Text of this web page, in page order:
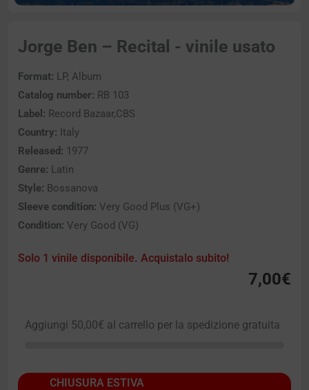
Jorge Ben – Recital - vinile usato
Format: LP, Album
Catalog number: RB 103
Label: Record Bazaar,CBS
Country: Italy
Released: 1977
Genre: Latin
Style: Bossanova
Sleeve condition: Very Good Plus (VG+)
Condition: Very Good (VG)
Solo 1 vinile disponibile. Acquistalo subito!
7,00€
Aggiungi 50,00€ al carrello per la spedizione gratuita
CHIUSURA ESTIVA